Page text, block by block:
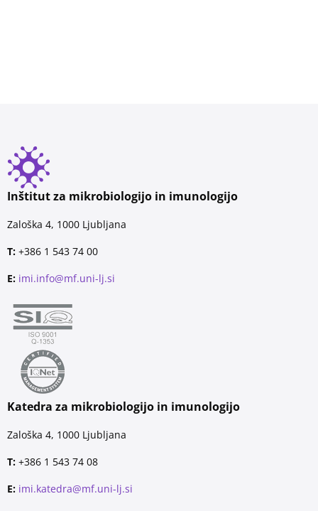
Inštitut za mikrobiologijo in imunologijo
Zaloška 4, 1000 Ljubljana
T: +386 1 543 74 00
E: imi.info@mf.uni-lj.si
Katedra za mikrobiologijo in imunologijo
Zaloška 4, 1000 Ljubljana
T: +386 1 543 74 08
E: imi.katedra@mf.uni-lj.si